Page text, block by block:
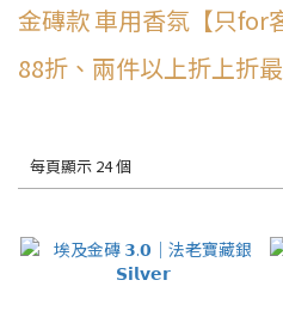
金磚款 車用香氛【只for
88折、兩件以上折上折最
每頁顯示 24 個